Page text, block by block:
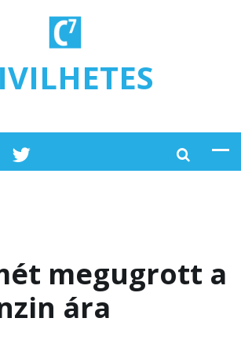
megugrott a
ára